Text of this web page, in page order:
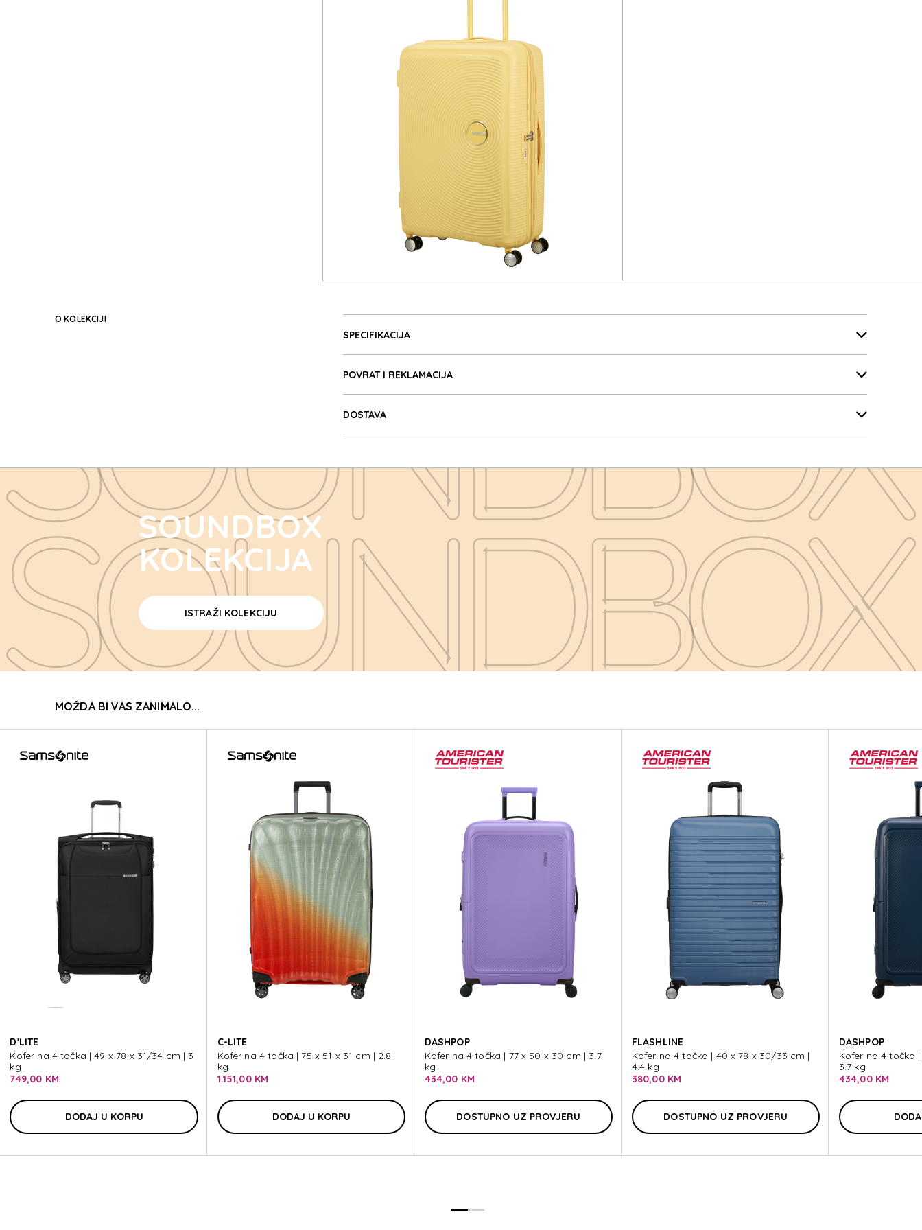
O KOLEKCIJI Detalji proizvoda
SPECIFIKACIJA
POVRAT I REKLAMACIJA
DOSTAVA
SOUNDBOX
SOUNDBOX
SOUNDBOX
SOUNDBOX
SOUNDBOX
SOUNDBOX
SOUNDBOX
SOUNDBOX
KOLEKCIJA
ISTRAŽI KOLEKCIJU
MOŽDA BI VAS ZANIMALO...
D'LITE
Kofer na 4 točka | 49 x 78 x 31/34 cm | 3
kg
749,00 KM
DODAJ U KORPU
C-LITE
Kofer na 4 točka | 75 x 51 x 31 cm | 2.8
kg
1.151,00 KM
DODAJ U KORPU
DASHPOP
Kofer na 4 točka | 77 x 50 x 30 cm | 3.7
kg
434,00 KM
DOSTUPNO UZ PROVJERU
FLASHLINE
Kofer na 4 točka | 40 x 78 x 30/33 cm |
4.4 kg
380,00 KM
DOSTUPNO UZ PROVJERU
DASHPOP
Kofer na 4 točka
3.7 kg
434,00 KM